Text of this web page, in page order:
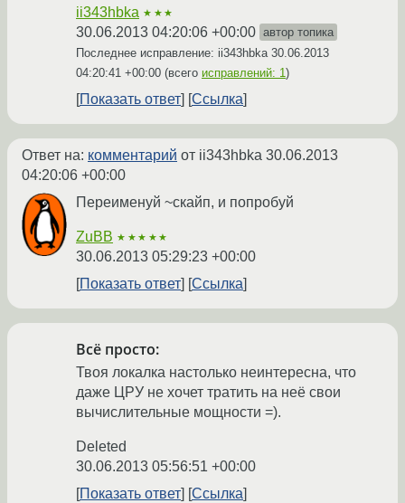
ii343hbka ★★★
30.06.2013 04:20:06 +00:00 автор топика
Последнее исправление: ii343hbka 30.06.2013
04:20:41 +00:00 (всего исправлений: 1)
Показать ответ Ссылка
Ответ на: комментарий от ii343hbka 30.06.2013
04:20:06 +00:00
Переименуй ~скайп, и попробуй
ZuBB ★★★★★
30.06.2013 05:29:23 +00:00
Показать ответ
Ссылка
Всё просто:
Твоя локалка настолько неинтересна, что
даже ЦРУ не хочет тратить на неё свои
вычислительные мощности =).
Deleted
30.06.2013 05:56:51 +00:00
Показать ответ
Ссылка